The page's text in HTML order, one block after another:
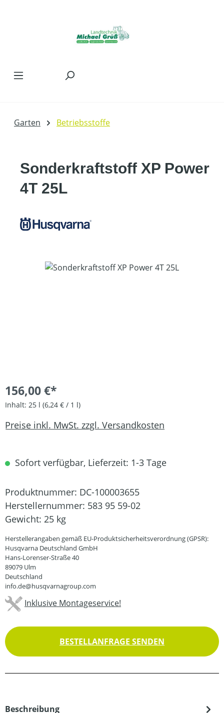
Garten Betriebsstoffe
Sonderkraftstoff XP Power
4T 25L
Bildergalerie überspringen
156,00 €*
Inhalt: 25 l (6,24 € / 1 l)
Preise inkl. MwSt. zzgl. Versandkosten
Sofort verfügbar, Lieferzeit: 1-3 Tage
Produktnummer: DC-100003655
Herstellernummer: 583 95 59-02
Gewicht: 25 kg
Herstellerangaben gemäß EU-Produktsicherheitsverordnung (GPSR):
Husqvarna Deutschland GmbH
Hans-Lorenser-Straße 40
89079 Ulm
Deutschland
info.de@husqvarnagroup.com
Inklusive Montageservice!
BESTELLANFRAGE SENDEN
Beschreibung